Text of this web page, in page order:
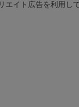
エイト広告を利用し